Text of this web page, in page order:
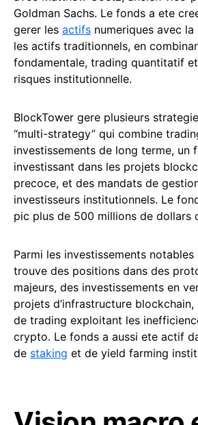
Goldman Sachs. Le fonds a ete
gerer les actifs numeriques avec
les actifs traditionnels, en
fondamentale, trading quantitatif
risques institutionnelle.
BlockTower gere plusieurs
“multi-strategy” qui combine
investissements de long terme, un
investissant dans les projets
precoce, et des mandats de
investisseurs institutionnels. Le
pic plus de 500 millions de dollars
Parmi les investissements
trouve des positions dans des
majeurs, des investissements en
projets d’infrastructure
de trading exploitant les
crypto. Le fonds a aussi ete actif
de staking et de yield farming